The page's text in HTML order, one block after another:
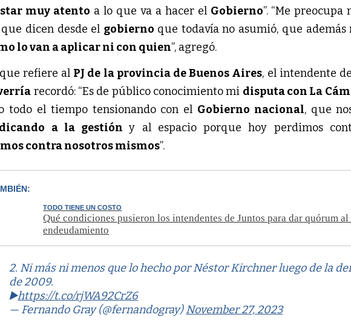
muy atento a lo que va a hacer el Gobierno”. “Me preocupa
que dicen desde el gobierno que todavía no asumió, que además
lo van a aplicar ni con quien”, agregó.
refiere al PJ de la provincia de Buenos Aires, el intendente
recordó: “Es de público conocimiento mi disputa con La
todo el tiempo tensionando con el Gobierno nacional, que
a la gestióny al espacio porque hoy perdimos
contra nosotros mismos”.
TODO TIENE UN COSTO
Qué condiciones pusieron los intendentes de Juntos para dar quórum al
endeudamiento
2. Ni más ni menos que lo hecho por Néstor Kirchner luego de la
de 2009.
▶️https://t.co/rjWA92CrZ6
— Fernando Gray (@fernandogray)November 27, 2023